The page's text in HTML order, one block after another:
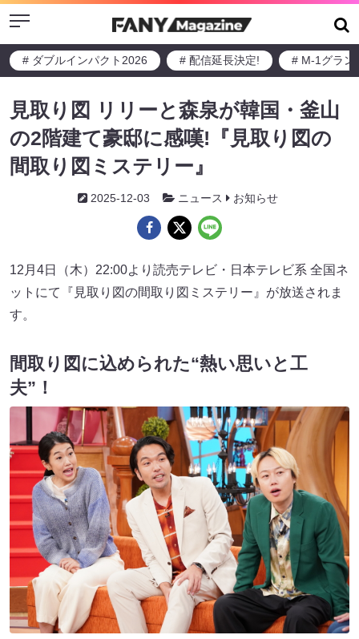
Menu
# ダブルインパクト2026 # 配信延長決定! # M-1グラン
見取り図 リリーと森泉が韓国・釜山
の2階建て豪邸に感嘆!『見取り図の
間取り図ミステリー』
2025-12-03 ニュース お知らせ
12月4日（木）22:00より読売テレビ・日本テレビ系 全国ネ
ットにて『見取り図の間取り図ミステリー』が放送されま
す。
間取り図に込められた“熱い思いと工
夫”！